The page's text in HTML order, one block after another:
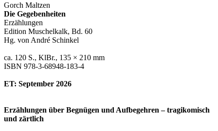
Gorch Maltzen
Die Gegebenheiten
Erzählungen
Edition Muschelkalk, Bd. 60
Hg. von André Schinkel
ca. 120 S., KlBr., 135 × 210 mm
ISBN 978-3-68948-183-4
ET: September 2026
Erzählungen über Begnügen und Aufbegehren – tragikomisch
und zärtlich